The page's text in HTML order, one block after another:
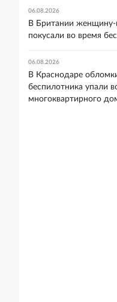
06.08.2026
В Британии женщину-
покусали во время
06.08.2026
В Краснодаре
беспилотника упали
многоквартирного